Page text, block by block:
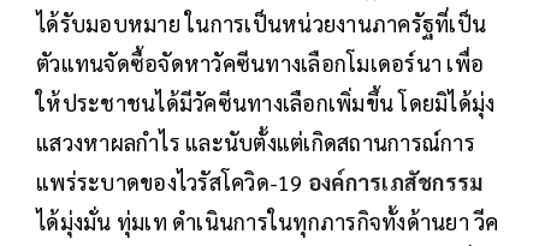
ได้รับมอบหมาย ในการเป็นหน่วยงานภาครัฐที่เป็น
ตัวแทนจัดซื้อจัดหาวัคซีนทางเลือกโมเดอร์นา เพื่อ
ให้ประชาชนได้มีวัคซีนทางเลือกเพิ่มขึ้น โดยมิได้มุ่ง
แสวงหาผลกำไร และนับตั้งแต่เกิดสถานการณ์การ
แพร่ระบาดของไวรัสโควิด-19 องค์การเภสัชกรรม
ได้มุ่งมั่น ทุ่มเท ดำเนินการในทุกภารกิจทั้งด้านยา วีค